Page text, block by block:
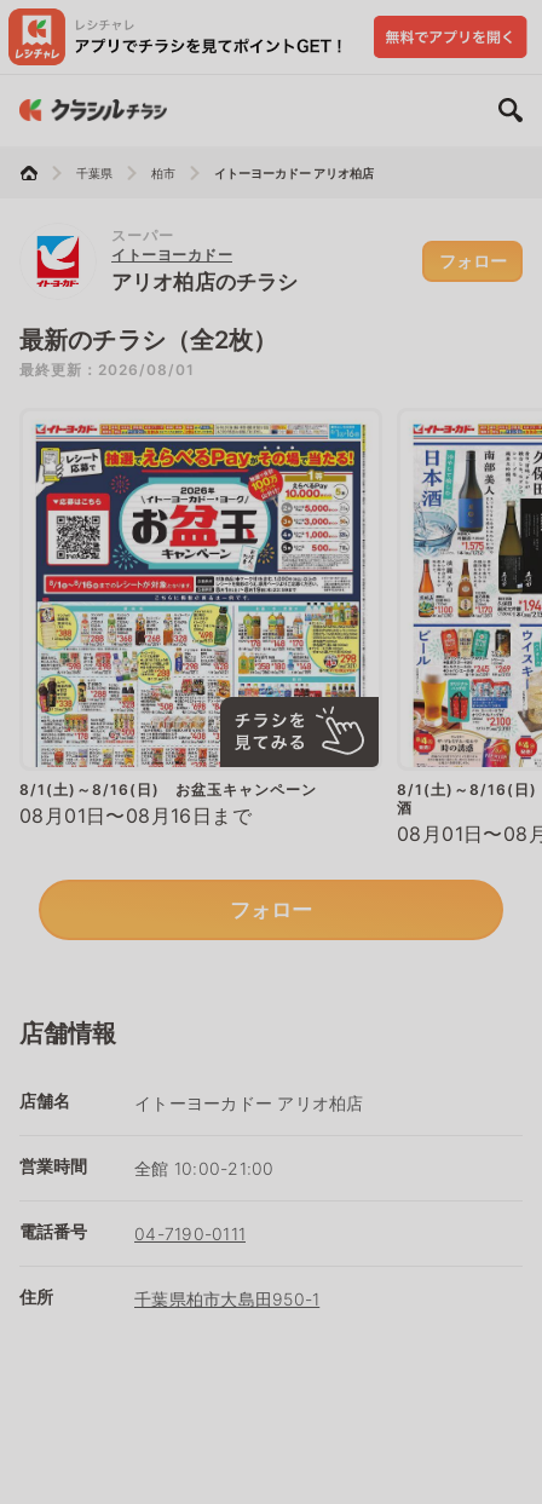
千葉県 柏市 イトーヨーカドー アリオ柏店
スーパー
イトーヨーカドー
アリオ柏店のチラシ
フォロー
最新のチラシ（全2枚）
最終更新：2026/08/01
8/1(土)～8/16(日) お盆玉キャンペーン
08月01日〜08月16日まで
8/1(土)～8/16(日)
酒
08月01日〜08
フォロー
店舗情報
店舗名 イトーヨーカドー アリオ柏店
営業時間 全館 10:00-21:00
電話番号 04-7190-0111
住所 千葉県柏市大島田950-1